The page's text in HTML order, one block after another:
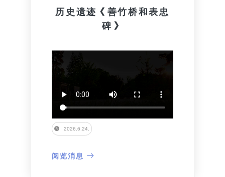
历史遗迹《善竹桥和表忠
碑》
2026.6.24.
阅览消息